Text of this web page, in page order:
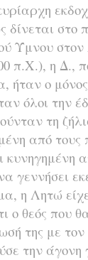
δίνεται στο
Ύμνου
π.Χ.), η Δ.,
ήταν ο
όλοι την
τη
από τους
κυνηγημένη
γεννήσει
η Λητώ
ο θεός που
της με
την άγονη